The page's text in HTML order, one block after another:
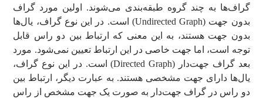
گراف‌ها به چند گروه طبقه‌بندی می‌شوند. اولین مورد گراف
بدون ‌جهت (Undirected Graph) است. در این نوع گراف، یال‌ها
بدون جهت هستند، به این معنی که ارتباط بین دو راس قابل
توجه است، اما جهت خاصی در این ارتباط تعیین نمی‌شود. مورد
بعد گراف جهت‌دار (Directed Graph) است. در این نوع گراف،
یال‌ها دارای جهت مشخصی هستند. به عبارت دیگر، ارتباط بین
دو راس در گراف جهت‌دار به صورت یک جهت مشخص از راس